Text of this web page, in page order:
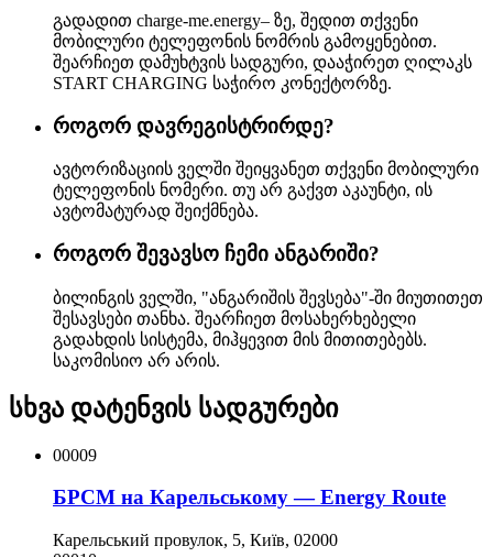
გადადით charge-me.energy– ზე, შედით თქვენი
მობილური ტელეფონის ნომრის გამოყენებით.
შეარჩიეთ დამუხტვის სადგური, დააჭირეთ ღილაკს
START CHARGING საჭირო კონექტორზე.
როგორ დავრეგისტრირდე?
ავტორიზაციის ველში შეიყვანეთ თქვენი მობილური
ტელეფონის ნომერი. თუ არ გაქვთ აკაუნტი, ის
ავტომატურად შეიქმნება.
როგორ შევავსო ჩემი ანგარიში?
ბილინგის ველში, "ანგარიშის შევსება"-ში მიუთითეთ
შესავსები თანხა. შეარჩიეთ მოსახერხებელი
გადახდის სისტემა, მიჰყევით მის მითითებებს.
საკომისიო არ არის.
სხვა დატენვის სადგურები
00009
БРСМ на Карельському — Energy Route
Карельський провулок, 5, Київ, 02000